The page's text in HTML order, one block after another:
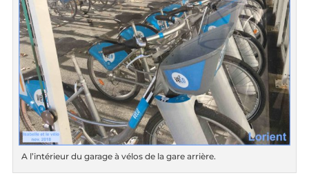
A l’intérieur du garage à vélos de la gare arrière.